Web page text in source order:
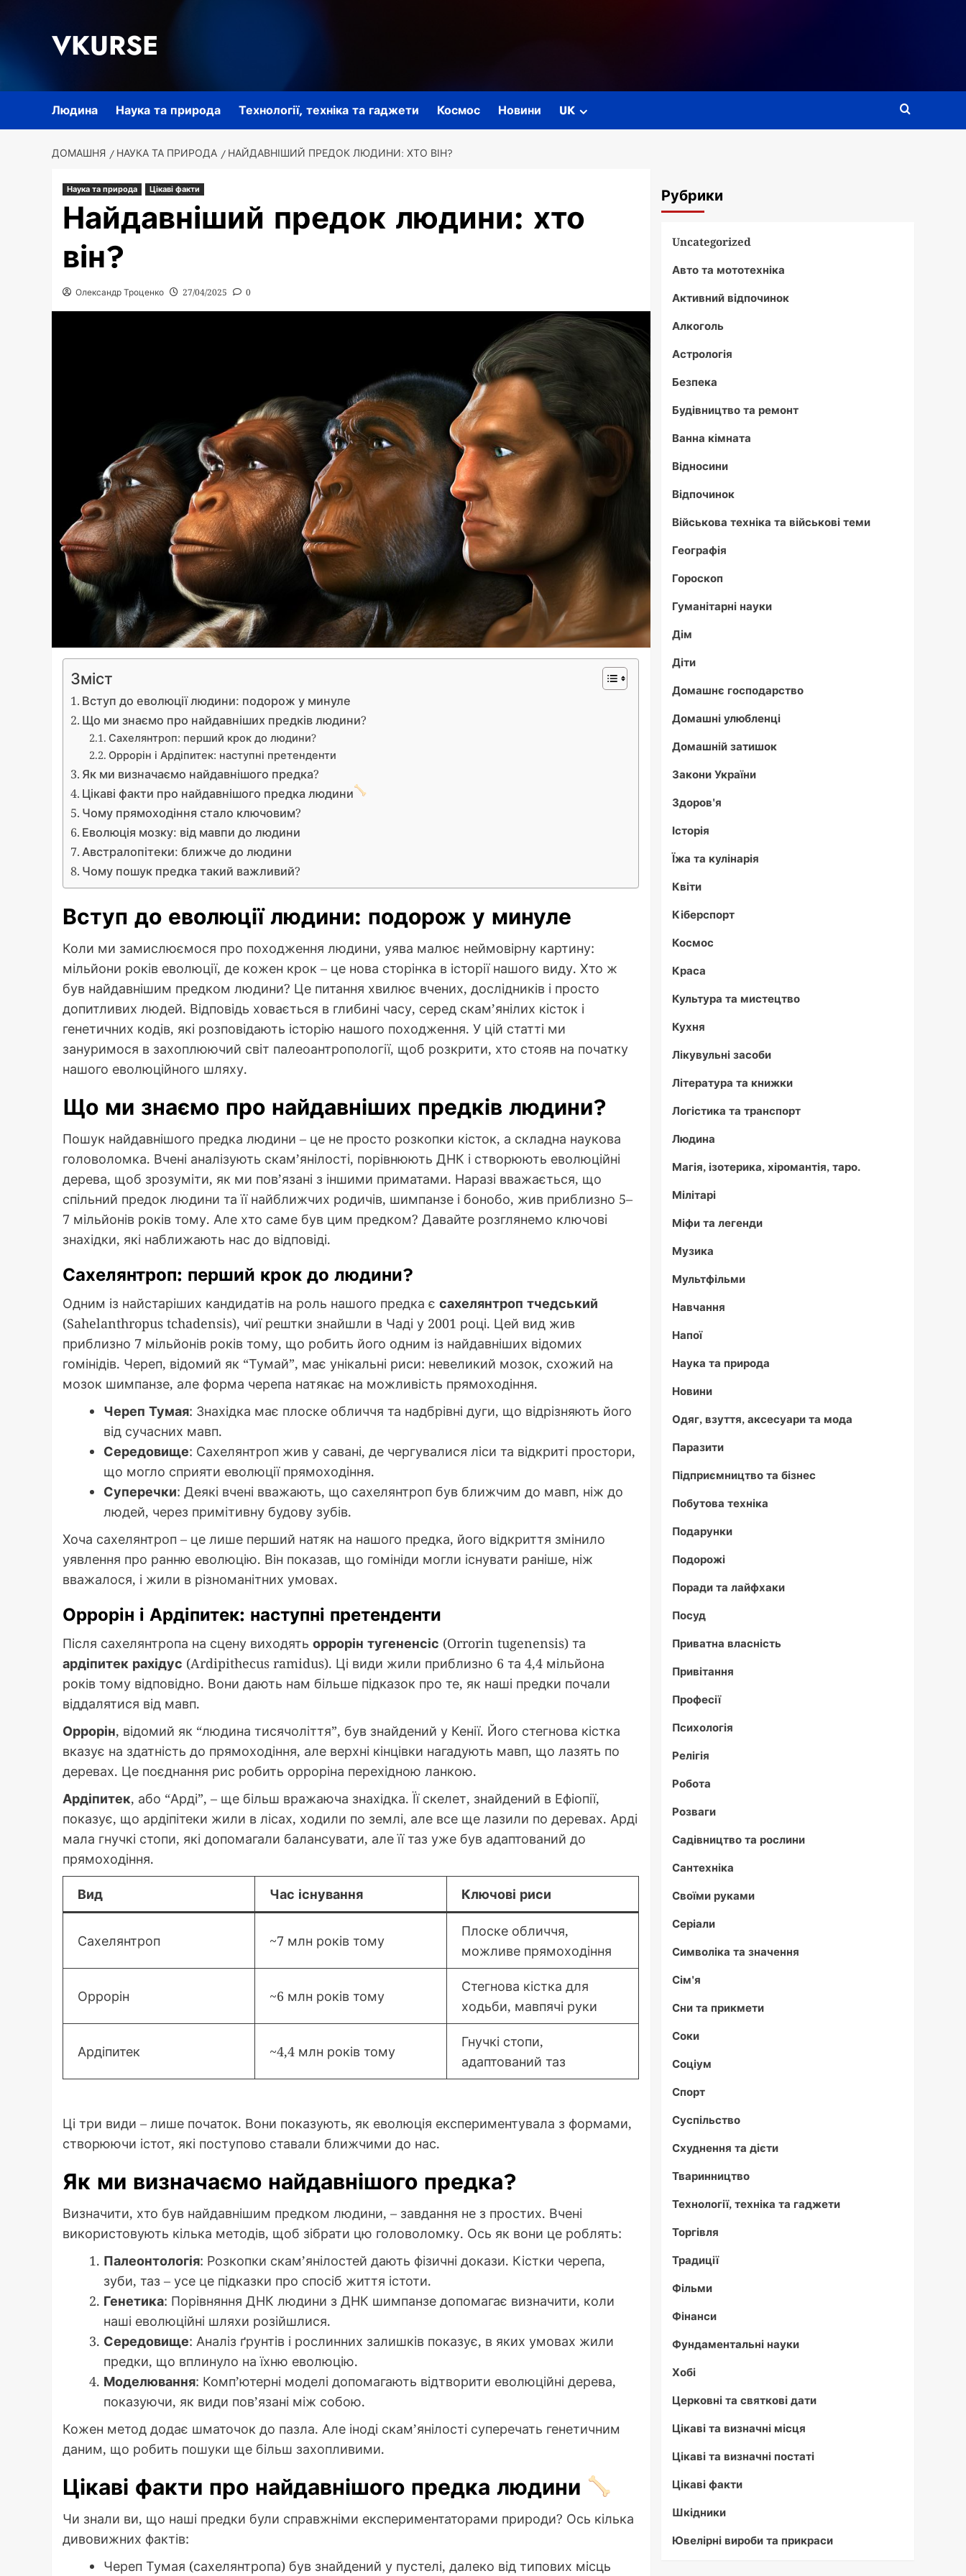
VKURSE
Людина Наука та природа Технології, техніка та гаджети Космос Новини UK
ДОМАШНЯ НАУКА ТА ПРИРОДА НАЙДАВНІШИЙ ПРЕДОК ЛЮДИНИ: ХТО ВІН?
Наука та природа Цікаві факти
Найдавніший предок людини: хто
він?
Олександр Троценко 27/04/2025 0
Зміст
Вступ до еволюції людини: подорож у минуле
Що ми знаємо про найдавніших предків людини?
Сахелянтроп: перший крок до людини?
Оррорін і Ардіпитек: наступні претенденти
Як ми визначаємо найдавнішого предка?
Цікаві факти про найдавнішого предка людини
Чому прямоходіння стало ключовим?
Еволюція мозку: від мавпи до людини
Австралопітеки: ближче до людини
Чому пошук предка такий важливий?
Вступ до еволюції людини: подорож у минуле
Коли ми замислюємося про походження людини, уява малює неймовірну картину:
мільйони років еволюції, де кожен крок – це нова сторінка в історії нашого виду. Хто ж
був найдавнішим предком людини? Це питання хвилює вчених, дослідників і просто
допитливих людей. Відповідь ховається в глибині часу, серед скам’янілих кісток і
генетичних кодів, які розповідають історію нашого походження. У цій статті ми
зануримося в захоплюючий світ палеоантропології, щоб розкрити, хто стояв на початку
нашого еволюційного шляху.
Що ми знаємо про найдавніших предків людини?
Пошук найдавнішого предка людини – це не просто розкопки кісток, а складна наукова
головоломка. Вчені аналізують скам’янілості, порівнюють ДНК і створюють еволюційні
дерева, щоб зрозуміти, як ми пов’язані з іншими приматами. Наразі вважається, що
спільний предок людини та її найближчих родичів, шимпанзе і бонобо, жив приблизно 5–
7 мільйонів років тому. Але хто саме був цим предком? Давайте розглянемо ключові
знахідки, які наближають нас до відповіді.
Сахелянтроп: перший крок до людини?
Одним із найстаріших кандидатів на роль нашого предка є сахелянтроп тчедський
(Sahelanthropus tchadensis), чиї рештки знайшли в Чаді у 2001 році. Цей вид жив
приблизно 7 мільйонів років тому, що робить його одним із найдавніших відомих
гомінідів. Череп, відомий як “Тумай”, має унікальні риси: невеликий мозок, схожий на
мозок шимпанзе, але форма черепа натякає на можливість прямоходіння.
Череп Тумая: Знахідка має плоске обличчя та надбрівні дуги, що відрізняють його
від сучасних мавп.
Середовище: Сахелянтроп жив у савані, де чергувалися ліси та відкриті простори,
що могло сприяти еволюції прямоходіння.
Суперечки: Деякі вчені вважають, що сахелянтроп був ближчим до мавп, ніж до
людей, через примітивну будову зубів.
Хоча сахелянтроп – це лише перший натяк на нашого предка, його відкриття змінило
уявлення про ранню еволюцію. Він показав, що гомініди могли існувати раніше, ніж
вважалося, і жили в різноманітних умовах.
Оррорін і Ардіпитек: наступні претенденти
Після сахелянтропа на сцену виходять оррорін тугененсіс (Orrorin tugenensis) та
ардіпитек рахідус (Ardipithecus ramidus). Ці види жили приблизно 6 та 4,4 мільйона
років тому відповідно. Вони дають нам більше підказок про те, як наші предки почали
віддалятися від мавп.
Оррорін, відомий як “людина тисячоліття”, був знайдений у Кенії. Його стегнова кістка
вказує на здатність до прямоходіння, але верхні кінцівки нагадують мавп, що лазять по
деревах. Це поєднання рис робить орроріна перехідною ланкою.
Ардіпитек, або “Арді”, – ще більш вражаюча знахідка. Її скелет, знайдений в Ефіопії,
показує, що ардіпітеки жили в лісах, ходили по землі, але все ще лазили по деревах. Арді
мала гнучкі стопи, які допомагали балансувати, але її таз уже був адаптований до
прямоходіння.
Вид Час існування Ключові риси
Сахелянтроп ~7 млн років тому
Плоске обличчя,
можливе прямоходіння
Оррорін ~6 млн років тому
Стегнова кістка для
ходьби, мавпячі руки
Ардіпитек ~4,4 млн років тому
Гнучкі стопи,
адаптований таз
Ці три види – лише початок. Вони показують, як еволюція експериментувала з формами,
створюючи істот, які поступово ставали ближчими до нас.
Як ми визначаємо найдавнішого предка?
Визначити, хто був найдавнішим предком людини, – завдання не з простих. Вчені
використовують кілька методів, щоб зібрати цю головоломку. Ось як вони це роблять:
Палеонтологія: Розкопки скам’янілостей дають фізичні докази. Кістки черепа,
зуби, таз – усе це підказки про спосіб життя істоти.
Генетика: Порівняння ДНК людини з ДНК шимпанзе допомагає визначити, коли
наші еволюційні шляхи розійшлися.
Середовище: Аналіз ґрунтів і рослинних залишків показує, в яких умовах жили
предки, що вплинуло на їхню еволюцію.
Моделювання: Комп’ютерні моделі допомагають відтворити еволюційні дерева,
показуючи, як види пов’язані між собою.
Кожен метод додає шматочок до пазла. Але іноді скам’янілості суперечать генетичним
даним, що робить пошуки ще більш захопливими.
Цікаві факти про найдавнішого предка людини
Чи знали ви, що наші предки були справжніми експериментаторами природи? Ось кілька
дивовижних фактів:
Череп Тумая (сахелянтропа) був знайдений у пустелі, далеко від типових місць
Рубрики
Uncategorized
Авто та мототехніка
Активний відпочинок
Алкоголь
Астрологія
Безпека
Будівництво та ремонт
Ванна кімната
Відносини
Відпочинок
Військова техніка та військові теми
Географія
Гороскоп
Гуманітарні науки
Дім
Діти
Домашнє господарство
Домашні улюбленці
Домашній затишок
Закони України
Здоров'я
Історія
Їжа та кулінарія
Квіти
Кіберспорт
Космос
Краса
Культура та мистецтво
Кухня
Лікувульні засоби
Література та книжки
Логістика та транспорт
Людина
Магія, ізотерика, хіромантія, таро.
Мілітарі
Міфи та легенди
Музика
Мультфільми
Навчання
Напої
Наука та природа
Новини
Одяг, взуття, аксесуари та мода
Паразити
Підприємництво та бізнес
Побутова техніка
Подарунки
Подорожі
Поради та лайфхаки
Посуд
Приватна власність
Привітання
Професії
Психологія
Релігія
Робота
Розваги
Садівництво та рослини
Сантехніка
Своїми руками
Серіали
Символіка та значення
Сім'я
Сни та прикмети
Соки
Соціум
Спорт
Суспільство
Схуднення та дієти
Тваринництво
Технології, техніка та гаджети
Торгівля
Традиції
Фільми
Фінанси
Фундаментальні науки
Хобі
Церковні та святкові дати
Цікаві та визначні місця
Цікаві та визначні постаті
Цікаві факти
Шкідники
Ювелірні вироби та прикраси